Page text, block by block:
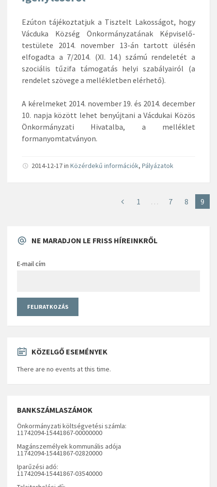
Ezúton tájékoztatjuk a Tisztelt Lakosságot, hogy
Vácduka Község Önkormányzatának Képviselő-
testülete 2014. november 13-án tartott ülésén
elfogadta a 7/2014. (XI. 14.) számú rendeletét a
szociális tűzifa támogatás helyi szabályairól (a
rendelet szövege a mellékletben elérhető).
A kérelmeket 2014. november 19. és 2014. december
10. napja között lehet benyújtani a Vácdukai Közös
Önkormányzati Hivatalba, a melléklet
formanyomtatványon.
2014-12-17in Közérdekű információk, Pályázatok
1 … 7 8 9
NE MARADJON LE FRISS HÍREINKRŐL
E-mail cím
KÖZELGŐ ESEMÉNYEK
There are no events at this time.
BANKSZÁMLASZÁMOK
Önkormányzati költségvetési számla:
11742094-15441867-00000000
Magánszemélyek kommunális adója
11742094-15441867-02820000
Iparűzési adó:
11742094-15441867-03540000